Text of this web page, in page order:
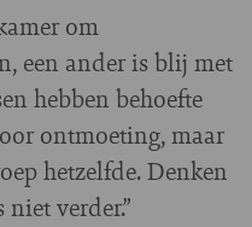
om
een ander is blij met
hebben behoefte
ontmoeting, maar
hetzelfde. Denken
verder.”